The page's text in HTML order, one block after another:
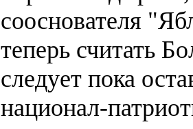
сооснователя
теперь считать
следует пока
национал-